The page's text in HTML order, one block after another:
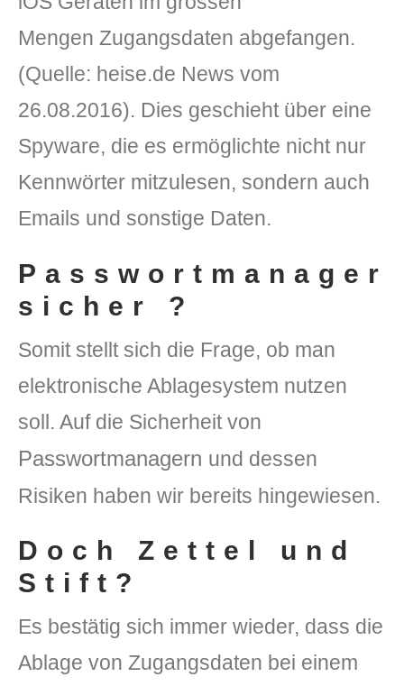
Videoanleitung und Manual
Versionsinformationen
Mengen Zugangsdaten abgefangen.
(Quelle: heise.de News vom
26.08.2016). Dies geschieht über eine
Spyware, die es ermöglichte nicht nur
Kennwörter mitzulesen, sondern auch
Emails und sonstige Daten.
Passwortmanager
sicher ?
Somit stellt sich die Frage, ob man
elektronische Ablagesystem nutzen
soll. Auf die Sicherheit von
Passwortmanagern und dessen
Risiken haben wir bereits hingewiesen.
Doch Zettel und
Stift?
Es bestätig sich immer wieder, dass die
Ablage von Zugangsdaten bei einem